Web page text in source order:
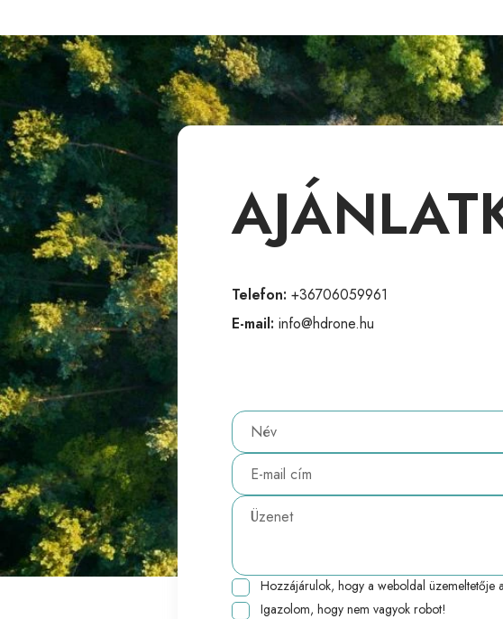
Telefon: +36706059961
E-mail: info@hdrone.hu
Hozzájárulok, hogy a weboldal üzemeltetője
Igazolom, hogy nem vagyok robot!